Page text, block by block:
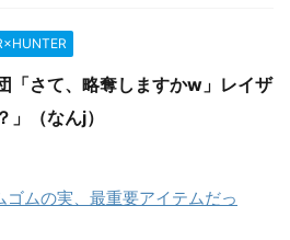
「さて、略奪しますかw」レイザ
」（なんj）
ゴムの実、最重要アイテムだっ